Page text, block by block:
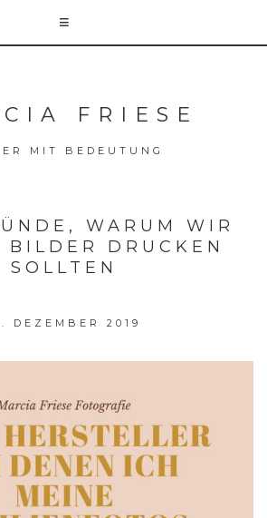
FRIESE
MIT BEDEUTUNG
WARUM WIR
BILDER DRUCKEN
SOLLTEN
DEZEMBER 2019